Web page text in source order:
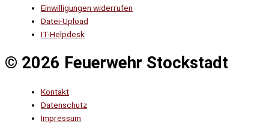
Einwilligungen widerrufen
Datei-Upload
IT-Helpdesk
© 2026 Feuerwehr Stockstadt
Kontakt
Datenschutz
Impressum